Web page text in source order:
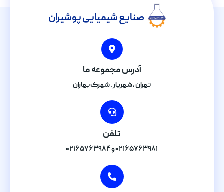
صنایع شیمیایی پوشیران
آدرس مجموعه ما
تهران , شهریار . شهرک بهاران
تلفن
۰۲۱۶۵۷۶۳۹۸۱ و ۰۲۱۶۵۷۶۳۹۸۴